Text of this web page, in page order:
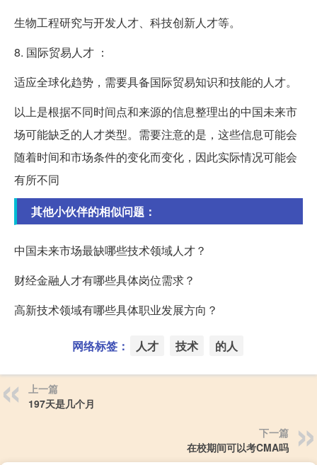
生物工程研究与开发人才、科技创新人才等。
8. 国际贸易人才 ：
适应全球化趋势，需要具备国际贸易知识和技能的人才。
以上是根据不同时间点和来源的信息整理出的中国未来市
场可能缺乏的人才类型。需要注意的是，这些信息可能会
随着时间和市场条件的变化而变化，因此实际情况可能会
有所不同
其他小伙伴的相似问题：
中国未来市场最缺哪些技术领域人才？
财经金融人才有哪些具体岗位需求？
高新技术领域有哪些具体职业发展方向？
网络标签： 人才 技术 的人
上一篇
197天是几个月
下一篇
在校期间可以考CMA吗